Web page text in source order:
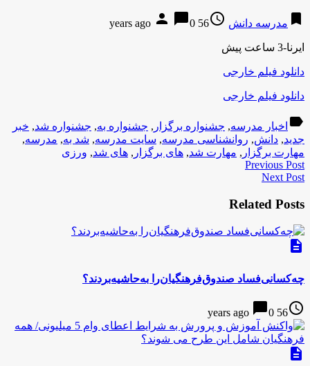
bookmark مدرسه دانش access_time
56 years ago
person chat_bubble0
ایرنا-3 ساعت پیش
دانلود فیلم خارجی
دانلود فیلم خارجی
label اخبار مدرسه, جشنواره برگزار , جشنواره به, جشنواره شد, خبر
جدید, دانش, روانشناسی مدرسه, سایت مدرسه, شد به, مدرسه,
مهارت برگزار , مهارت شد, های برگزار , های شد, ورزی
Previous Post
Next Post
Related Posts
description
چه‌کسانی‌فساد صندوق‌فرهنگیان‌را به‌حاشیه‌بردند؟
access_time
56 years ago
chat_bubble0
description